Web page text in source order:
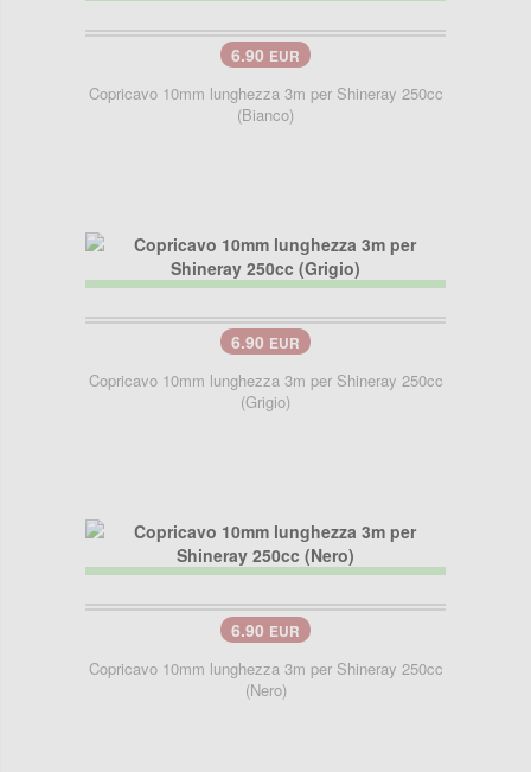
6.90 EUR
Copricavo 10mm lunghezza 3m per Shineray 250cc
(Bianco)
6.90 EUR
Copricavo 10mm lunghezza 3m per Shineray 250cc
(Grigio)
6.90 EUR
Copricavo 10mm lunghezza 3m per Shineray 250cc
(Nero)